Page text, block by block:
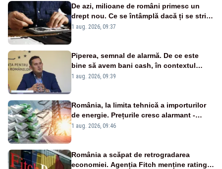
De azi, milioane de români primesc un
drept nou. Ce se întâmplă dacă ți se strică
un produs
1 aug. 2026, 09:37
Piperea, semnal de alarmă. De ce este
bine să avem bani cash, în contextul
alertei energetice?
1 aug. 2026, 09:39
România, la limita tehnică a importurilor
de energie. Prețurile cresc alarmant -
Analiză Realitatea Plus
1 aug. 2026, 09:46
România a scăpat de retrogradarea
economiei. Agenția Fitch menține ratingul